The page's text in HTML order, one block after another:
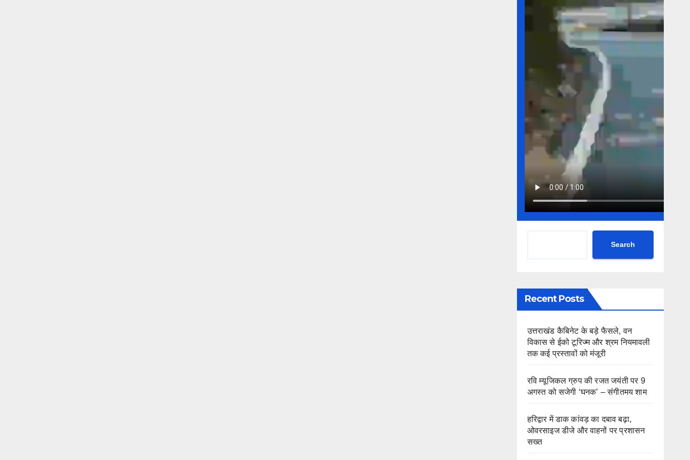
Search
Recent Posts
उत्तराखंड कैबिनेट के बड़े फैसले, वन
विकास से ईको टूरिज्म और श्रम नियमावली
तक कई प्रस्तावों को मंजूरी
रवि म्यूजिकल ग्रुप की रजत जयंती पर 9
अगस्त को सजेगी ‘घनक’ – संगीतमय शाम
हरिद्वार में डाक कांवड़ का दबाव बढ़ा,
ओवरसाइज डीजे और वाहनों पर प्रशासन
सख्त